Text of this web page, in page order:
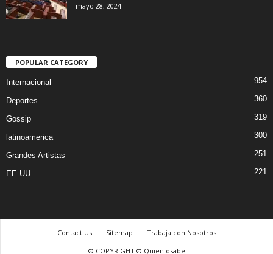
mayo 28, 2024
POPULAR CATEGORY
Internacional 954
Deportes 360
Gossip 319
latinoamerica 300
Grandes Artistas 251
EE.UU 221
Contact Us Sitemap
Trabaja con Nosotros
© COPYRIGHT © Quienlosabe